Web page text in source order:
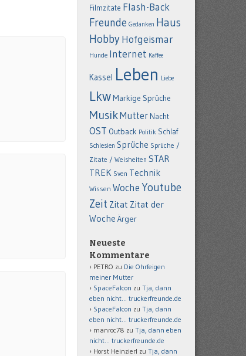
Filmzitate Flash-Back
Freunde Gedanken Haus
HobbyHofgeismar
Hunde Internet Kaffee
Kassel Leben Liebe
LkwMarkige Sprüche
MusikMutter Nacht
OST Outback Politik Schlaf
Schlesien Sprüche Sprüche /
Zitate / Weisheiten STAR
TREK Sven Technik
Wissen Woche Youtube
Zeit Zitat Zitat der
Woche Ärger
Neueste
Kommentare
PETRO zu Die Ohrfeigen
meiner Mutter
SpaceFalcon zu Tja, dann
eben nicht… truckerfreunde.de
SpaceFalcon zu Tja, dann
eben nicht… truckerfreunde.de
manroc78 zu Tja, dann eben
nicht… truckerfreunde.de
Horst Heinzierl zu Tja, dann